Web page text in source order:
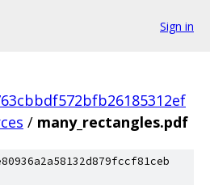
Sign in
/ many_rectangles.pdf